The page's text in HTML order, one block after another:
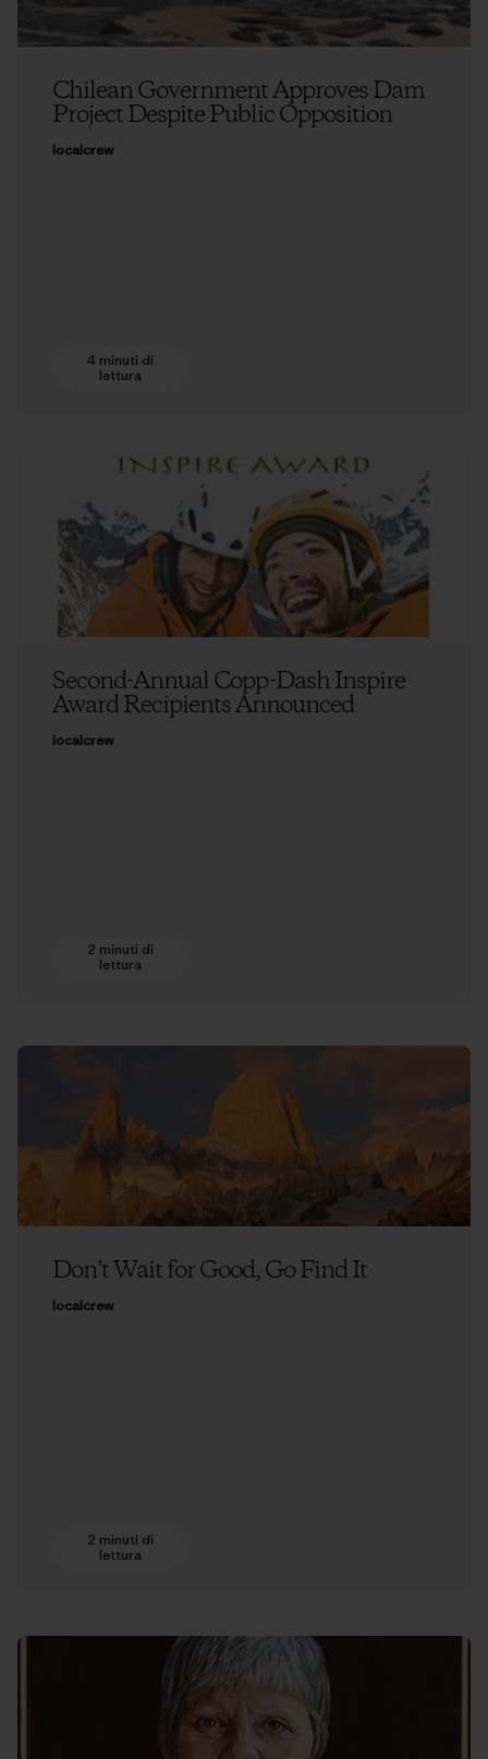
Chilean Government Approves Dam
Project Despite Public Opposition
localcrew
4 minuti di
lettura
Second-Annual Copp-Dash Inspire
Award Recipients Announced
localcrew
2 minuti di
lettura
Don’t Wait for Good, Go Find It
localcrew
2 minuti di
lettura